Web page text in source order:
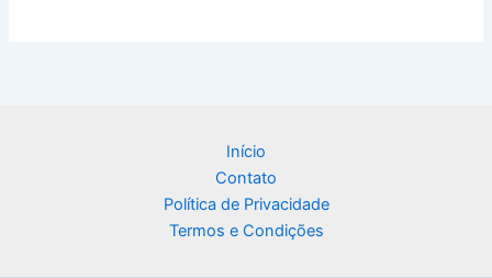
Início
Contato
Política de Privacidade
Termos e Condições